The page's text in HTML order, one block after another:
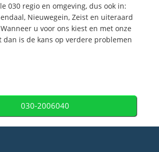
030 regio en omgeving, dus ook in:
Nieuwegein, Zeist en uiteraard
u voor ons kiest en met onze
dan is de kans op verdere problemen
030-2006040